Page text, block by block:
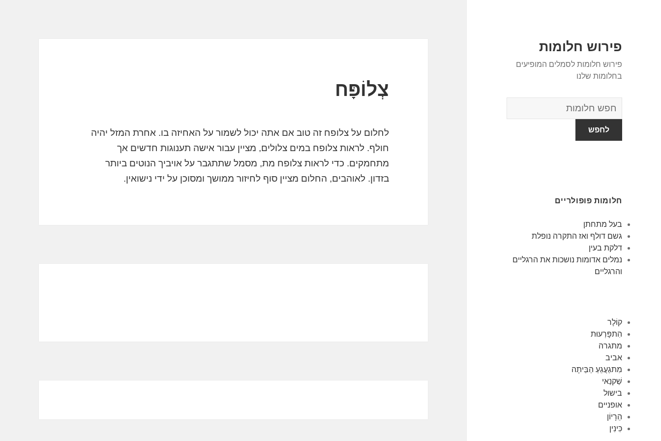
פירוש חלומות
פירוש חלומות לסמלים המופיעים
בחלומות שלנו
מילון
החלומות
חלומות פופולריים
בעל מתחתן
גשם דולף ואז התקרה נופלת
דלקת בעין
נמלים אדומות נושכות את הרגליים
והרגליים
קוֹלָר
הִתפָּרְעוּת
מתגרה
אביב
מִתגַעֲגֵעַ הַבַּיתָה
שַׁקנַאי
בישול
אופניים
הֵרָיוֹן
כִּינִין
צְלוֹפָּח
לחלום על צלופח זה טוב אם אתה יכול לשמור על האחיזה בו. אחרת המזל יהיה
חולף. לראות צלופח במים צלולים, מציין עבור אישה תענוגות חדשים אך
מתחמקים. כדי לראות צלופח מת, מסמל שתתגבר על אויביך הנוטים ביותר
בזדון. לאוהבים, החלום מציין סוף לחיזור ממושך ומסוכן על ידי נישואין.